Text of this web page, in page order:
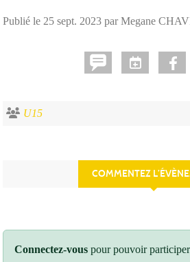
Publié le 25 sept. 2023 par Megane
U15
COMMENTEZ
Connectez-vous pour pouvoir